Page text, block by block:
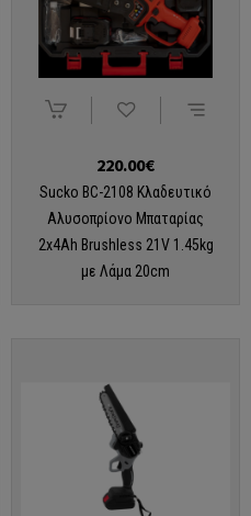
ΚΑΙ ΠΑΤΉΣΤΕ ENTER
220.00€
Sucko BC-2108 Κλαδευτικό
Αλυσοπρίονο Μπαταρίας
2x4Ah Brushless 21V 1.45kg
με Λάμα 20cm